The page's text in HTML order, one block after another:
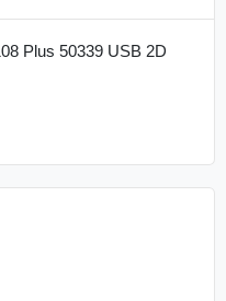
Plus 50339 USB 2D